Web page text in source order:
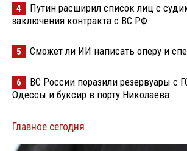
4
Путин расширил список лиц с
заключения контракта с ВС РФ
5 Сможет ли ИИ написать оперу и
6
ВС России поразили резервуары с
Одессы и буксир в порту Николаева
Главное сегодня